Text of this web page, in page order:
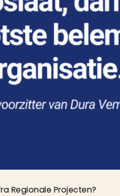
Regionale Projecten?